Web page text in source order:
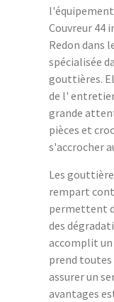
l'équipement
Couvreur 44
Redon dans
spécialisée
gouttières.
de l'
grande
pièces et
s'accrocher
Les
rempart
permettent
des
accomplit
prend toutes
assurer un
avantages